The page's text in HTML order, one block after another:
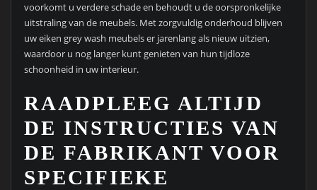
voorkomt u verdere schade en behoudt u de oorspronkelijke
uitstraling van de meubels. Met zorgvuldig onderhoud blijven
uw eiken grey wash meubels er jarenlang als nieuw uitzien,
waardoor u nog langer kunt genieten van hun tijdloze
schoonheid in uw interieur.
RAADPLEEG ALTIJD
DE INSTRUCTIES VAN
DE FABRIKANT VOOR
SPECIFIEKE